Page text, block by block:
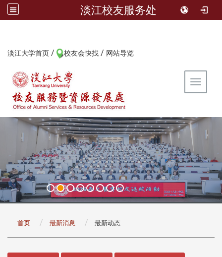
淡江校友服务处
淡江大学首页 / 校友会快找 / 网站导览
Toggle
首页 最新消息 最新动态